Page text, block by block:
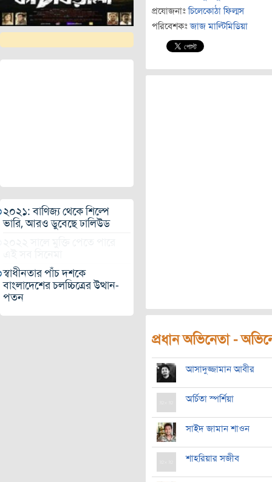
২০২১: বাণিজ্য থেকে শিল্পে
ভারি, আরও ডুবেছে ঢালিউড
স্বাধীনতার পাঁচ দশকে
বাংলাদেশের চলচ্চিত্রের উত্থান-
পতন
প্রযোজনাঃ চিলেকোঠা ফিল্মস
পরিবেশকঃ জাজ মাল্টিমিডিয়া
প্রধান অভিনেতা -
আসাদুজ্জামান আবীর
অর্চিতা স্পর্শিয়া
সাইদ জামান শাওন
শাহরিয়ার সজীব